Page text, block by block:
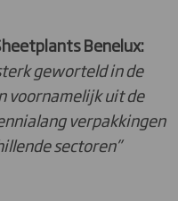
Benelux:
geworteld in de
voornamelijk uit de
verpakkingen
sectoren”